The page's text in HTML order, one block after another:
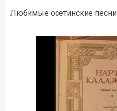
Любимые осетинские песни